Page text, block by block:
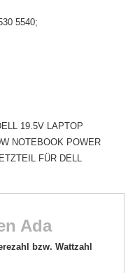
5540;
19.5V LAPTOP
NOTEBOOK POWER
FÜR DELL
Ada
bzw. Wattzahl